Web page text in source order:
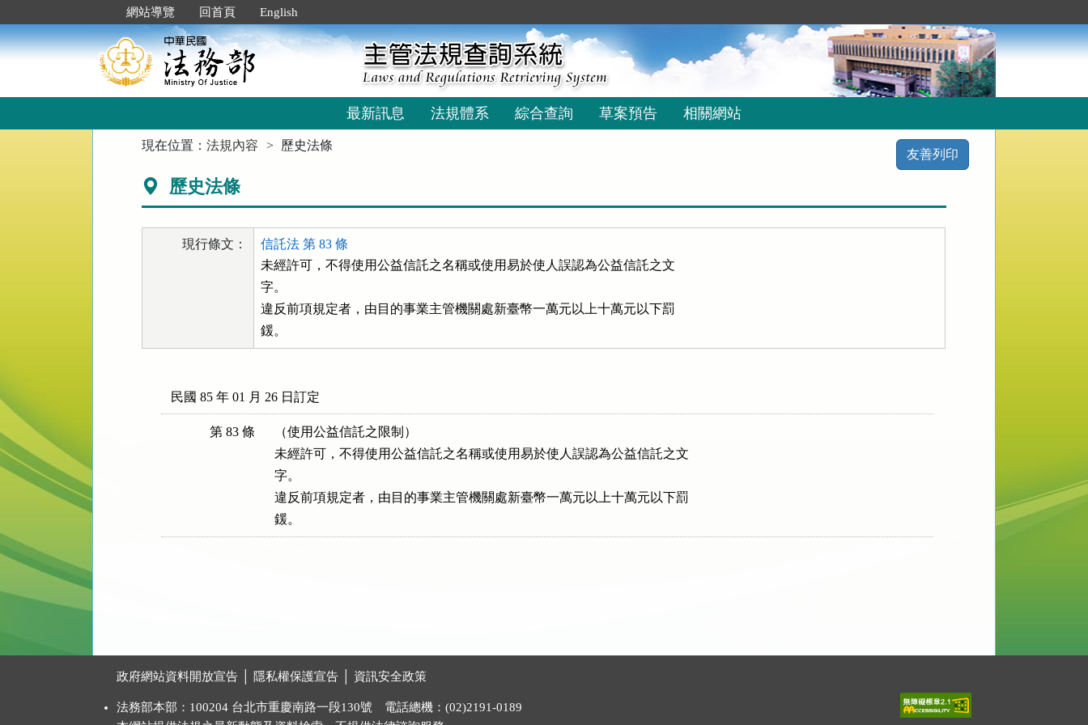
到
主
要
網站導覽 回首頁 English
最新訊息 法規體系 綜合查詢 草案預告 相關網站
現在位置：法規內容 歷史法條
友善列印
歷史法條
現行條文：
信託法 第 83 條
未經許可，不得使用公益信託之名稱或使用易於使人誤認為公益信託之文
字。
違反前項規定者，由目的事業主管機關處新臺幣一萬元以上十萬元以下罰
鍰。
民國 85 年 01 月 26 日訂定
第 83 條
（使用公益信託之限制）
未經許可，不得使用公益信託之名稱或使用易於使人誤認為公益信託之文
字。
違反前項規定者，由目的事業主管機關處新臺幣一萬元以上十萬元以下罰
鍰。
政府網站資料開放宣告 隱私權保護宣告 資訊安全政策
法務部本部：100204 台北市重慶南路一段130號 電話總機：(02)2191-0189